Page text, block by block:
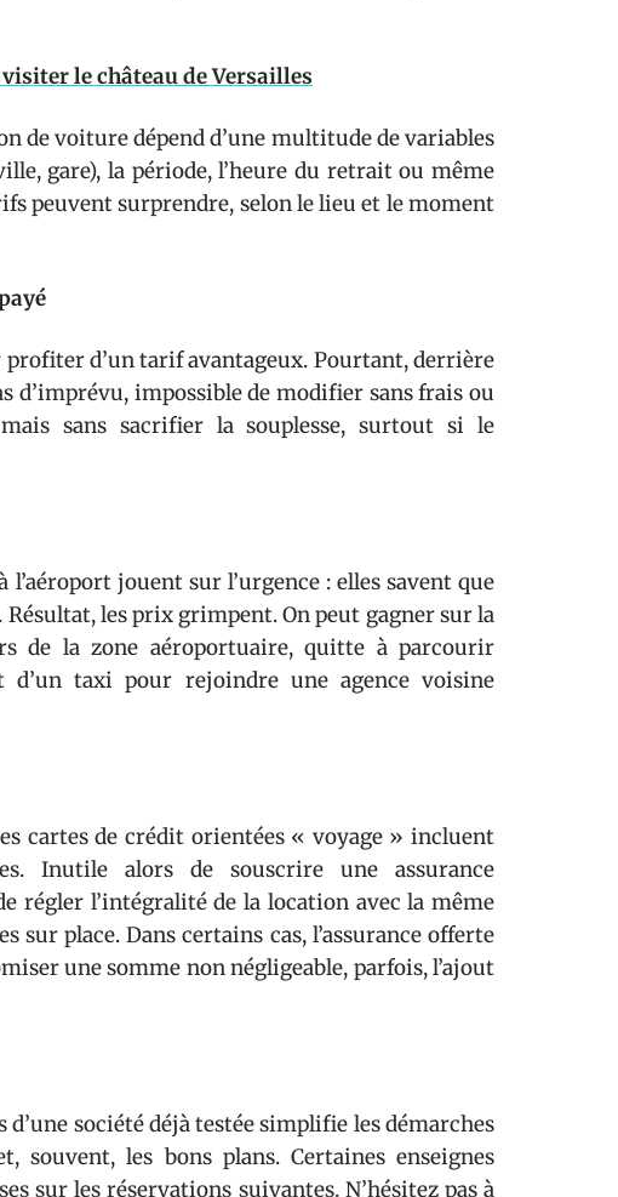
le château de Versailles
de voiture dépend d’une multitude de variables
gare), la période, l’heure du retrait ou même
peuvent surprendre, selon le lieu et le moment
profiter d’un tarif avantageux. Pourtant, derrière
d’imprévu, impossible de modifier sans frais ou
sans sacrifier la souplesse, surtout si le
jouent sur l’urgence : elles savent que
Résultat, les prix grimpent. On peut gagner sur la
de la zone aéroportuaire, quitte à parcourir
d’un taxi pour rejoindre une agence voisine
cartes de crédit orientées « voyage » incluent
Inutile alors de souscrire une assurance
régler l’intégralité de la location avec la même
sur place. Dans certains cas, l’assurance offerte
une somme non négligeable, parfois, l’ajout
d’une société déjà testée simplifie les démarches
souvent, les bons plans. Certaines enseignes
sur les réservations suivantes. N’hésitez pas à